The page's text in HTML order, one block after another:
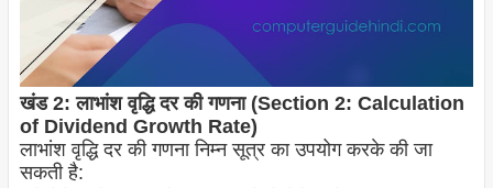
खंड 2: लाभांश वृद्धि दर की गणना (Section 2: Calculation
of Dividend Growth Rate)
लाभांश वृद्धि दर की गणना निम्न सूत्र का उपयोग करके की जा
सकती है: